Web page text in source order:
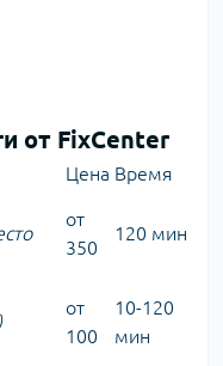
от FixCenter
Цена Время
от
350
120 мин
от
100
10-120
мин